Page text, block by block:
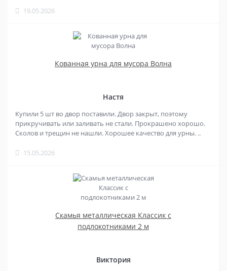
19.05.2026
Кованная урна для мусора Волна
Настя
Купили 5 шт во двор поставили. Двор закрыт, поэтому
прикручивать или заливать не стали. Прокрашено хорошо.
Сколов и трещин не нашли. Хорошее качество для урны. ..
15.05.2026
Скамья металлическая Классик с
подлокотниками 2 м
Виктория